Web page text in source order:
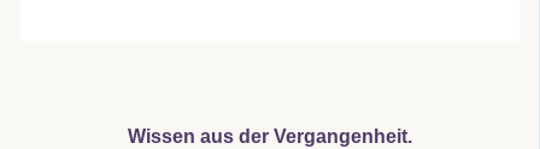
Wissen aus der Vergangenheit.